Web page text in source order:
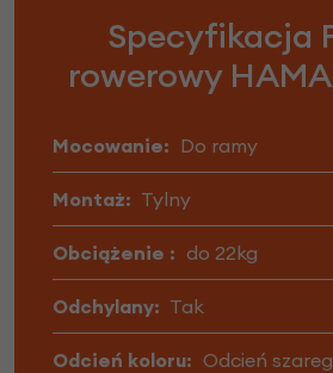
Specyfikacja
rowerowy
Mocowanie: Do ramy
Montaż: Tylny
Obciążenie : do 22kg
Odchylany: Tak
Odcień koloru: Odcień